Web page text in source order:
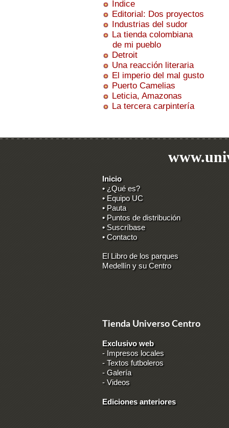
Índice
Editorial: Dos proyectos
Industrias del sudor
La tienda colombiana
de mi pueblo
Detroit
Una reacción literaria
El imperio del mal gusto
Puerto Camelias
Leticia, Amazonas
La tercera carpintería
Inicio
• ¿Qué es?
• Equipo UC
• Pauta
• Puntos de distribución
• Suscríbase
• Contacto
El Libro de los parques
Medellín y su Centro
Tienda Universo Centro
Exclusivo web
- Impresos locales
- Textos futboleros
-Galería
-Videos
Ediciones anteriores